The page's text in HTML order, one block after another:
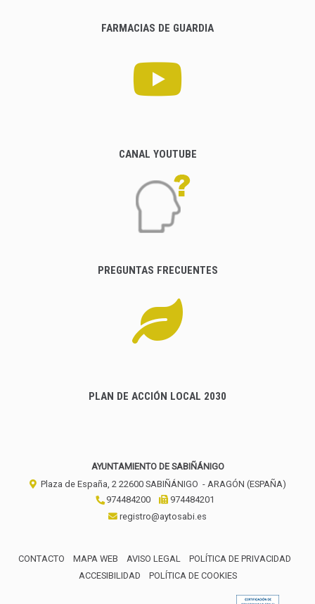
FARMACIAS DE GUARDIA
CANAL YOUTUBE
PREGUNTAS FRECUENTES
PLAN DE ACCIÓN LOCAL 2030
AYUNTAMIENTO DE SABIÑÁNIGO
Plaza de España, 2 22600 SABIÑÁNIGO - ARAGÓN (ESPAÑA)
974484200
974484201
registro@aytosabi.es
CONTACTO MAPA WEB AVISO LEGAL
POLÍTICA DE PRIVACIDAD
ACCESIBILIDAD
POLÍTICA DE COOKIES